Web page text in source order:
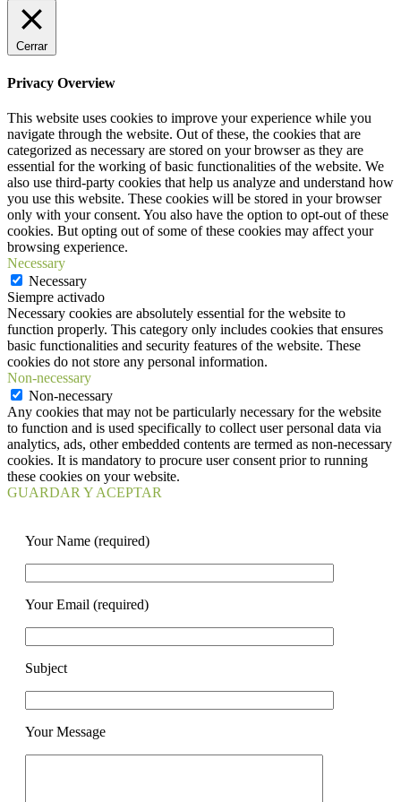
Cerrar
Privacy Overview
This website uses cookies to improve your experience while you
navigate through the website. Out of these, the cookies that are
categorized as necessary are stored on your browser as they are
essential for the working of basic functionalities of the website. We
also use third-party cookies that help us analyze and understand how
you use this website. These cookies will be stored in your browser
only with your consent. You also have the option to opt-out of these
cookies. But opting out of some of these cookies may affect your
browsing experience.
Necessary
Necessary
Siempre activado
Necessary cookies are absolutely essential for the website to
function properly. This category only includes cookies that ensures
basic functionalities and security features of the website. These
cookies do not store any personal information.
Non-necessary
Non-necessary
Any cookies that may not be particularly necessary for the website
to function and is used specifically to collect user personal data via
analytics, ads, other embedded contents are termed as non-necessary
cookies. It is mandatory to procure user consent prior to running
these cookies on your website.
GUARDAR Y ACEPTAR
Your Name (required)
Your Email (required)
Subject
Your Message